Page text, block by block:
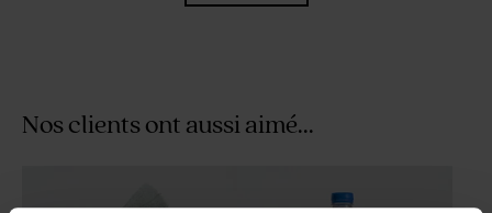
Nos clients ont aussi aimé...